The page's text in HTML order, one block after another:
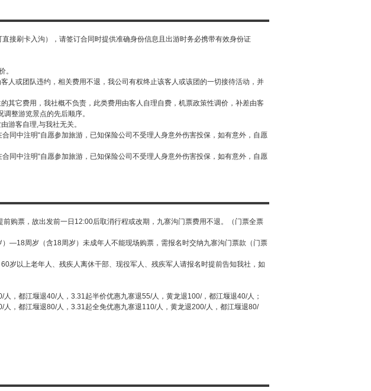
接刷卡入沟），请签订合同时提供准确身份信息且出游时务必携带有效身份证
。
人或团队违约，相关费用不退，我公司有权终止该客人或该团的一切接待活动，并
其它费用，我社概不负责，此类费用由客人自理自费，机票政策性调价，补差由客
整游览景点的先后顺序。
游客自理,与我社无关。
同中注明“自愿参加旅游，已知保险公司不受理人身意外伤害投保，如有意外，自愿
同中注明“自愿参加旅游，已知保险公司不受理人身意外伤害投保，如有意外，自愿
购票，故出发前一日12:00后取消行程或改期，九寨沟门票费用不退。（门票全票
—18周岁（含18周岁）未成年人不能现场购票，需报名时交纳九寨沟门票款（门票
岁以上老年人、残疾人离休干部、现役军人、残疾军人请报名时提前告知我社，如
，都江堰退40/人，3.31起半价优惠九寨退55/人，黄龙退100/，都江堰退40/人；
，都江堰退80/人，3.31起全免优惠九寨退110/人，黄龙退200/人，都江堰退80/